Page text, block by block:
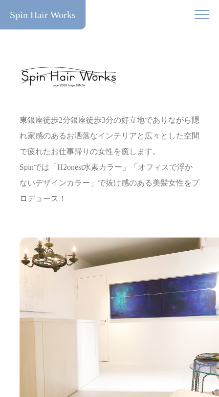
Spin Hair Works
東銀座徒歩2分銀座徒歩3分の好立地でありながら隠
れ家感のあるお洒落なインテリアと広々とした空間
で疲れたお仕事帰りの女性を癒します。
Spinでは「H2onest水素カラー」「オフィスで浮か
ないデザインカラー」で抜け感のある美髪女性をプ
ロデュース！